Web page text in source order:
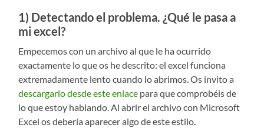
1) Detectando el problema. ¿Qué le pasa a
mi excel?
Empecemos con un archivo al que le ha ocurrido
exactamente lo que os he descrito: el excel funciona
extremadamente lento cuando lo abrimos. Os invito a
descargarlo desde este enlace para que comprobéis de
lo que estoy hablando. Al abrir el archivo con Microsoft
Excel os debería aparecer algo de este estilo.